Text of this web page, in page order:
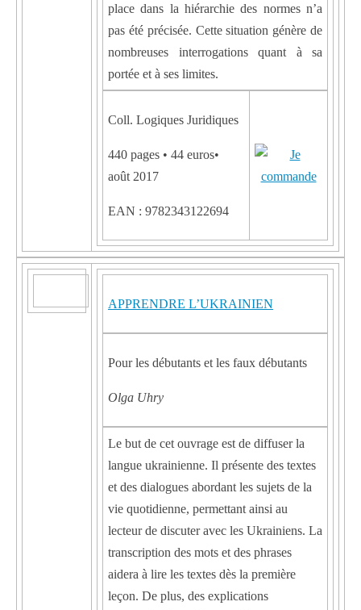
place dans la hiérarchie des normes n’a
pas été précisée. Cette situation génère de
nombreuses interrogations quant à sa
portée et à ses limites.
Coll. Logiques Juridiques
440 pages • 44 euros•
août 2017
EAN : 9782343122694
APPRENDRE L’UKRAINIEN
Pour les débutants et les faux débutants
Olga Uhry
Le but de cet ouvrage est de diffuser la
langue ukrainienne. Il présente des textes
et des dialogues abordant les sujets de la
vie quotidienne, permettant ainsi au
lecteur de discuter avec les Ukrainiens. La
transcription des mots et des phrases
aidera à lire les textes dès la première
leçon. De plus, des explications